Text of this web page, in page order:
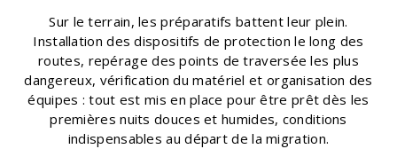
Sur le terrain, les préparatifs battent leur plein.
Installation des dispositifs de protection le long des
routes, repérage des points de traversée les plus
dangereux, vérification du matériel et organisation des
équipes : tout est mis en place pour être prêt dès les
premières nuits douces et humides, conditions
indispensables au départ de la migration.